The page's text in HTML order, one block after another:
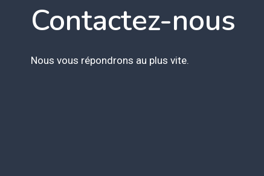
Contactez-nous
Nous vous répondrons au plus vite.